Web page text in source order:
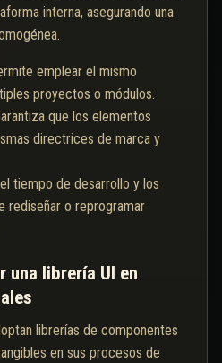
interna, asegurando una
emplear el mismo
proyectos o módulos.
que los elementos
directrices de marca y
tiempo de desarrollo y los
rediseñar o reprogramar
una librería UI en
librerías de componentes
en sus procesos de